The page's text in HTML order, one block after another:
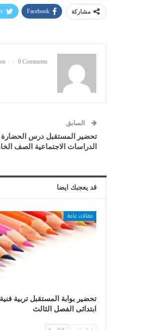
مشاركة Facebook
0 Comments
السابق
تحضير المستقبل درس الحضارة
الدراسات الاجتماعية الصف الخامس
قد يعجبك ايضا
مقالات عامة
تحضير بوابة المستقبل تربية
ابتدائى الفصل الثالث